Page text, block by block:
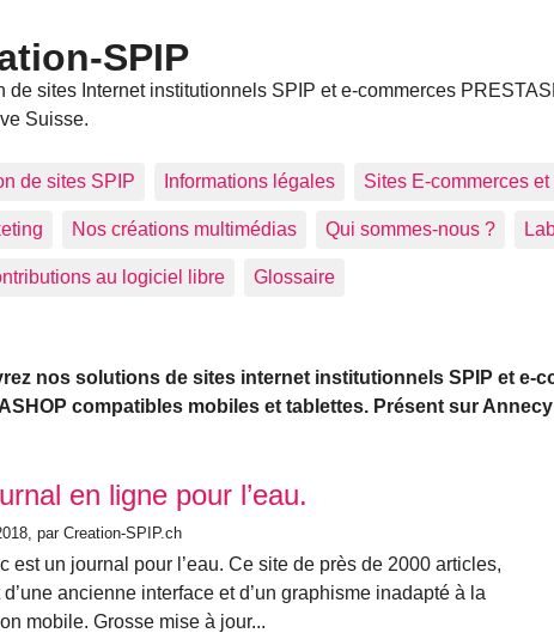
SPIP
de sites Internet institutionnels SPIP et e-commerces
Suisse.
de sites SPIP Informations légales Sites E-commerces
Nos créations multimédias Qui sommes-nous ?
au logiciel libre Glossaire
nos solutions de sites internet institutionnels SPIP et e-
compatibles mobiles et tablettes. Présent sur
les plus récents
en ligne pour l’eau.
, par Creation-SPIP.ch
est un journal pour l’eau. Ce site de près de 2000 articles,
ancienne interface et d’un graphisme inadapté à la
mobile. Grosse mise à jour...